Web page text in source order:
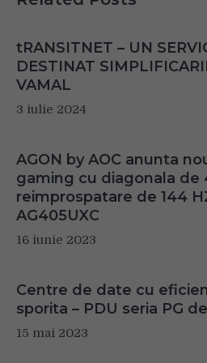
tRANSITNET – UN
DESTINAT
VAMAL
3 iulie 2024
AGON by AOC anunta
gaming cu diagonala de
reimprospatare de 144
AG405UXC
16 iunie 2023
Centre de date cu
sporita – PDU seria PG
15 mai 2023